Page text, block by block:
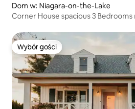
Dom w: Niagara-on-the-Lake
Corner House spacious 3
Wybór gości
Wybór gości